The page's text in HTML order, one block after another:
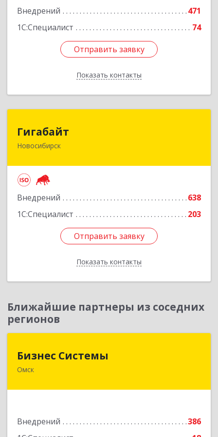
Внедрений
471
1С:Специалист
74
Отправить заявку
Показать контакты
Подробнее
Отправить заявку
Назад
Гигабайт
Новосибирск
Внедрений
638
1С:Специалист
203
Отправить заявку
Показать контакты
630099, Новосибирская обл, Новосибирск г,
Отправить заявку
Назад
Ближайшие партнеры из соседних
регионов
Бизнес Системы
Омск
Внедрений
386
644024, Омская обл, Омск г, Т.К.Щербанева ул,